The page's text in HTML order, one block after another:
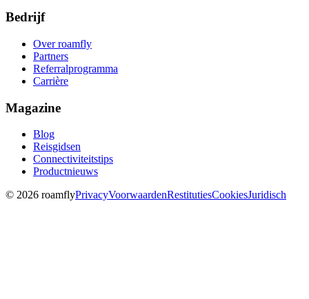
Bedrijf
Over roamfly
Partners
Referralprogramma
Carrière
Magazine
Blog
Reisgidsen
Connectiviteitstips
Productnieuws
© 2026 roamflyPrivacyVoorwaardenRestitutiesCookiesJuridisch